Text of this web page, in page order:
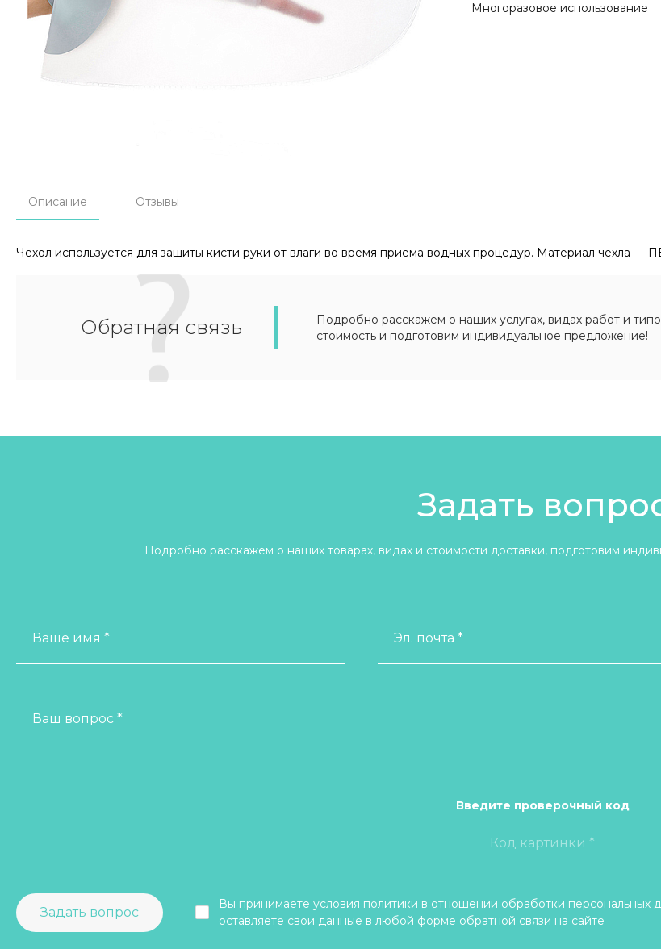
Многоразовое использование
Описание Отзывы
Чехол используется для защиты кисти руки от влаги во время приема водных процедур. Материал чехла —
Обратная связь
Подробно расскажем о наших услугах, видах работ и
стоимость и подготовим индивидуальное предложение!
Задать
Подробно расскажем о наших товарах, видах и стоимости доставки, подготовим
Ваше имя * Эл. почта *
Ваш вопрос *
Введите проверочный код
Задать вопрос
Вы принимаете условия политики в отношении обработки персональных
оставляете свои данные в любой форме обратной связи на сайте